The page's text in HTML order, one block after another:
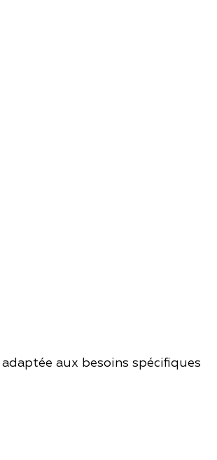
aux besoins spécifiques